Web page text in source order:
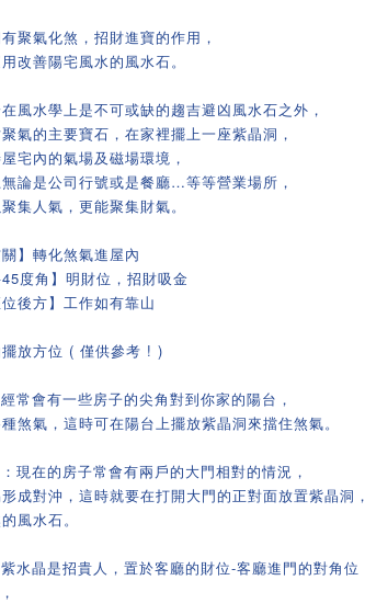
聚氣化煞，招財進寶的作用，
改善陽宅風水的風水石。
風水學上是不可或缺的趨吉避凶風水石之外，
氣的主要寶石，在家裡擺上一座紫晶洞，
宅內的氣場及磁場環境，
論是公司行號或是餐廳…等等營業場所，
集人氣，更能聚集財氣。
關】轉化煞氣進屋內
45度角】明財位，招財吸金
位後方】工作如有靠山
放方位 ( 僅供參考 ! )
常會有一些房子的尖角對到你家的陽台，
煞氣，這時可在陽台上擺放紫晶洞來擋住煞氣。
現在的房子常會有兩戶的大門相對的情況，
成對沖，這時就要在打開大門的正對面放置紫晶洞，
風水石。
水晶是招貴人，置於客廳的財位-客廳進門的對角位